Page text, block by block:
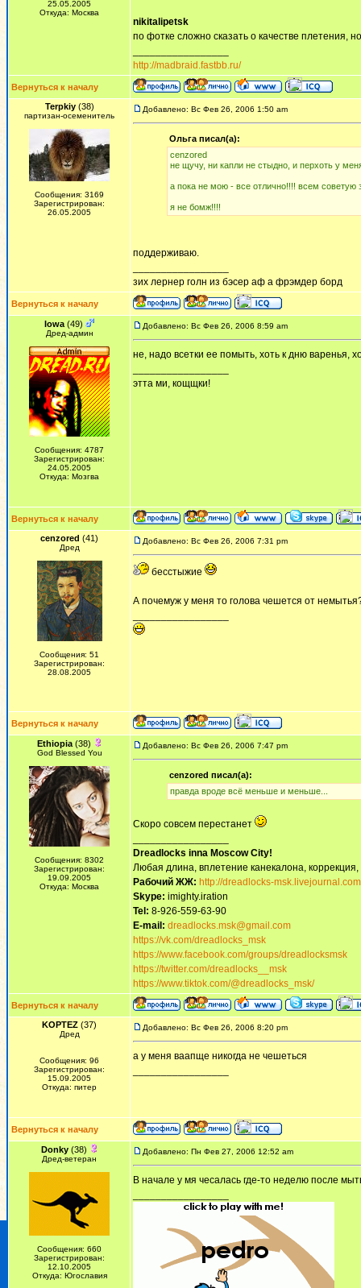
25.05.2005
Откуда: Москва
nikitalipetsk
по фотке сложно сказать о качестве плетения,
http://madbraid.fastbb.ru/
Вернуться к началу
Terpkiy(38)
партизан-осеменитель
Сообщения: 3169
Зарегистрирован:
26.05.2005
Добавлено: Вс Фев 26, 2006 1:50 am
Ольга писал(а):
cenzored
не щучу, ни капли не стыдно, и перхоть у
а пока не мою - все отлично!!!! всем
я не бомж!!!!
поддерживаю.
зих лернер голн из бэсер аф а фрэмдер борд
Вернуться к началу
Iowa (49)
Дред-админ
Сообщения: 4787
Зарегистрирован:
24.05.2005
Откуда: Мозгва
Добавлено: Вс Фев 26, 2006 8:59 am
не, надо всетки ее помыть, хоть к дню варенья,
этта ми, кощщки!
Вернуться к началу
cenzored (41)
Дред
Сообщения: 51
Зарегистрирован:
28.08.2005
Добавлено: Вс Фев 26, 2006 7:31 pm
бесстыжие
А почемуж у меня то голова чешется от
Вернуться к началу
Ethiopia(38)
God Blessed You
Сообщения: 8302
Зарегистрирован:
19.09.2005
Откуда: Москва
Добавлено: Вс Фев 26, 2006 7:47 pm
cenzored писал(а):
правда вроде всё меньше и меньше...
Скоро совсем перестанет
Dreadlocks inna Moscow Сity!
Любая длина, вплетение канекалона,
Рабочий ЖЖ: http://dreadlocks-
Skype: imighty.iration
Tel: 8-926-559-63-90
E-mail: dreadlocks.msk@gmail.com
https://vk.com/dreadlocks_msk
https://www.facebook.com/groups/dreadlocksmsk
https://twitter.com/dreadlocks__msk
https://www.tiktok.com/@dreadlocks_msk/
Вернуться к началу
KOPTEZ (37)
Дред
Сообщения: 96
Зарегистрирован:
15.09.2005
Откуда: питер
Добавлено: Вс Фев 26, 2006 8:20 pm
а у меня ваапще никогда не чешеться
Вернуться к началу
Donky(38)
Дред-ветеран
Сообщения: 660
Зарегистрирован:
12.10.2005
Откуда: Югославия
Добавлено: Пн Фев 27, 2006 12:52 am
В начале у мя чесалась где-то неделю после